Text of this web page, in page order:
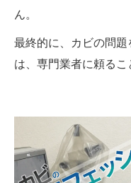
ん。
最終的に、カビの問
は、専門業者に頼るこ